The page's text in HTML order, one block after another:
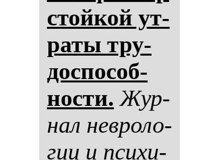
стой­кой ут­
ра­ты тру­
дос­по­соб­
нос­ти. Жур­
нал нев­ро­ло­
гии и пси­хи­